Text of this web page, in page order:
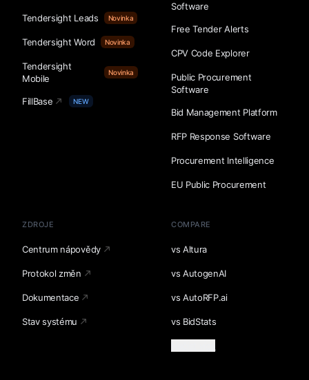
Tendersight Leads Novinka
Tendersight Word Novinka
Tendersight
Mobile
Novinka
FillBase NEW
Software
Free Tender Alerts
CPV Code Explorer
Public Procurement
Software
Bid Management Platform
RFP Response Software
Procurement Intelligence
EU Public Procurement
ZDROJE
Centrum nápovědy
Protokol změn
Dokumentace
Stav systému
COMPARE
vs Altura
vs AutogenAI
vs AutoRFP.ai
vs BidStats